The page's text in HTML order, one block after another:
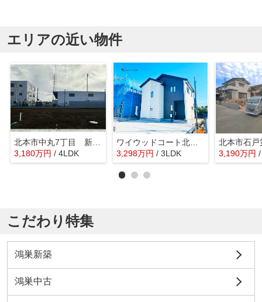
エリアの近い物件
北本市中丸7丁目 新築戸建 全14棟 10号棟
3,180万円 / 4LDK
ワイウッドコート北本市中丸第6期 新築戸建 全9棟 5号棟
3,298万円 / 3LDK 3,190万円
こだわり特集
鴻巣新築
鴻巣中古